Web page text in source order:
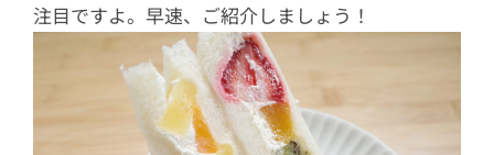
注目ですよ。早速、ご紹介しましょう！